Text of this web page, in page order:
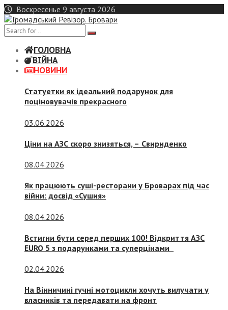
Skip
to
content
Воскресенье 9 августа 2026
ГОЛОВНА
ВІЙНА
НОВИНИ
Статуетки як ідеальний подарунок для
поціновувачів прекрасного
03.06.2026
Ціни на АЗС скоро знизяться, – Свириденко
08.04.2026
Як працюють суші-ресторани у Броварах під час
війни: досвід «Сушия»
08.04.2026
Встигни бути серед перших 100! Відкриття АЗС
EURO 5 з подарунками та суперцінами
02.04.2026
На Вінничині гучні мотоцикли хочуть вилучати у
власників та передавати на фронт